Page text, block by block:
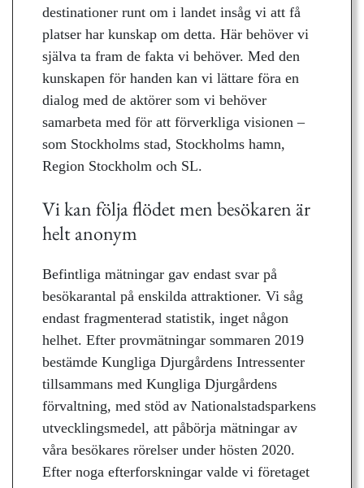
destinationer runt om i landet insåg vi att få
platser har kunskap om detta. Här behöver vi
själva ta fram de fakta vi behöver. Med den
kunskapen för handen kan vi lättare föra en
dialog med de aktörer som vi behöver
samarbeta med för att förverkliga visionen –
som Stockholms stad, Stockholms hamn,
Region Stockholm och SL.
Vi kan följa flödet men besökaren är
helt anonym
Befintliga mätningar gav endast svar på
besökarantal på enskilda attraktioner. Vi såg
endast fragmenterad statistik, inget någon
helhet. Efter provmätningar sommaren 2019
bestämde Kungliga Djurgårdens Intressenter
tillsammans med Kungliga Djurgårdens
förvaltning, med stöd av Nationalstadsparkens
utvecklingsmedel, att påbörja mätningar av
våra besökares rörelser under hösten 2020.
Efter noga efterforskningar valde vi företaget